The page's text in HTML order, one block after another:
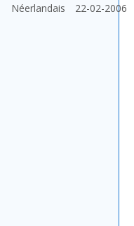
Néerlandais 22-02-2006